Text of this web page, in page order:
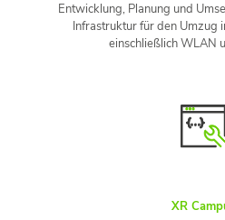
Entwicklung, Planung und
Infrastruktur für den Umzug
einschließlich WLAN
XR